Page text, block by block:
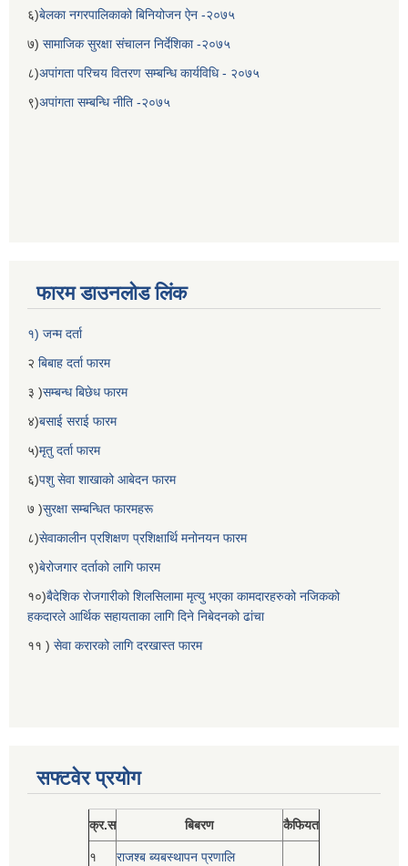
६)बेलका नगरपालिकाको बिनियोजन ऐन -२०७५
७) सामाजिक सुरक्षा संचालन निर्देशिका -२०७५
८)अपांगता परिचय वितरण सम्बन्धि कार्यविधि - २०७५
९)अपांगता सम्बन्धि नीति -२०७५
फारम डाउनलोड लिंक
१) जन्म दर्ता
२ बिबाह दर्ता फारम
३ )सम्बन्ध बिछेध फारम
४)बसाई सराई फारम
५)मृतु दर्ता फारम
६)पशु सेवा शाखाको आबेदन फारम
७ )सुरक्षा सम्बन्धित फारमहरू
८)सेवाकालीन प्रशिक्षण प्रशिक्षार्थि मनोनयन फारम
९)बेरोजगार दर्ताको लागि फारम
१०)बैदेशिक रोजगारीको शिलसिलामा मृत्यु भएका कामदारहरुको नजिकको
हकदारले आर्थिक सहायताका लागि दिने निबेदनको ढांचा
११ ) सेवा करारको लागि दरखास्त फारम
सफ्टवेर प्रयोग
क्र.स बिबरण कैफियत
१ राजश्ब ब्यबस्थापन प्रणालि